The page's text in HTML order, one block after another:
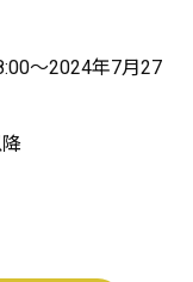
〜2024年7月27